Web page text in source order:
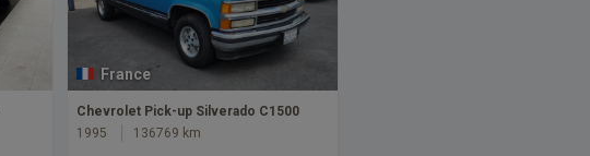
France
Chevrolet Pick-up Silverado C1500
1995
136769 km